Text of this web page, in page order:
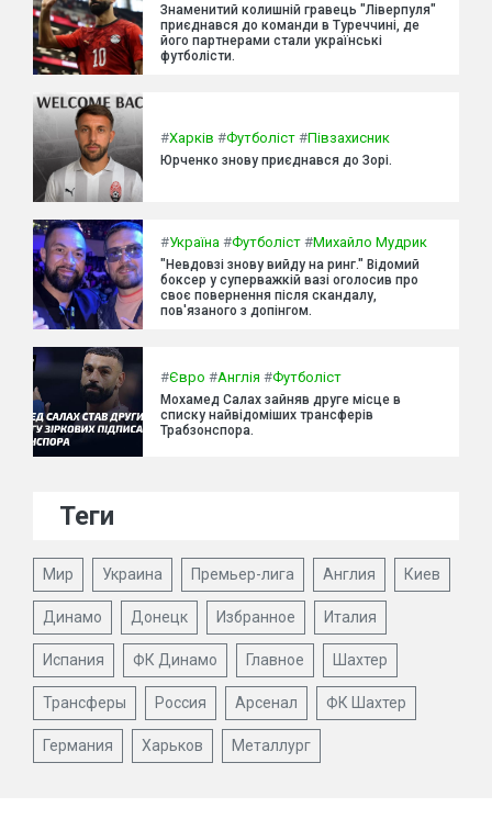
Знаменитий колишній гравець "Ліверпуля"
приєднався до команди в Туреччині, де
його партнерами стали українські
футболісти.
#Харків #Футболіст #Півзахисник
Юрченко знову приєднався до Зорі.
#Україна #Футболіст #Михайло Мудрик
"Невдовзі знову вийду на ринг." Відомий
боксер у суперважкій вазі оголосив про
своє повернення після скандалу,
пов'язаного з допінгом.
#Євро #Англія #Футболіст
Мохамед Салах зайняв друге місце в
списку найвідоміших трансферів
Трабзонспора.
Теги
Мир Украина Премьер-лига Англия Киев
Динамо Донецк Избранное Италия
Испания ФК Динамо Главное Шахтер
Трансферы Россия Арсенал ФК Шахтер
Германия Харьков Металлург